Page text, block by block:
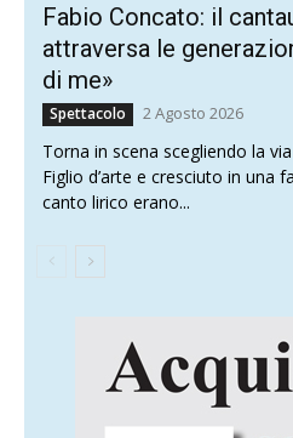
Fabio Concato: il
attraversa le
di me»
Spettacolo 2 Agosto 2026
Torna in scena scegliendo la
Figlio d’arte e cresciuto in una
canto lirico erano...